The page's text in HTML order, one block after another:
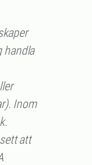
handla
Inom
att